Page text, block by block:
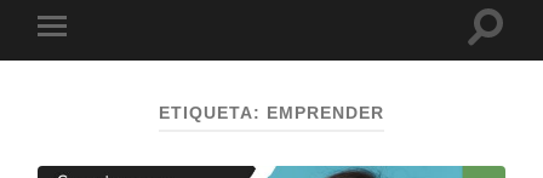
el
ETIQUETA: EMPRENDER